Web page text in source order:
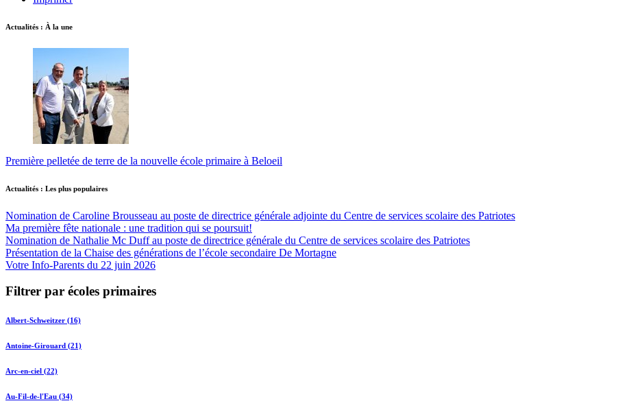
Actualités : À la une
Première pelletée de terre de la nouvelle école primaire à Beloeil
Actualités : Les plus populaires
Nomination de Caroline Brousseau au poste de directrice générale adjointe du Centre de services scolaire des Patriotes
Ma première fête nationale : une tradition qui se poursuit!
Nomination de Nathalie Mc Duff au poste de directrice générale du Centre de services scolaire des Patriotes
Présentation de la Chaise des générations de l’école secondaire De Mortagne
Votre Info-Parents du 22 juin 2026
Filtrer par écoles primaires
Albert-Schweitzer (16)
Antoine-Girouard (21)
Arc-en-ciel (22)
Au-Fil-de-l'Eau (34)